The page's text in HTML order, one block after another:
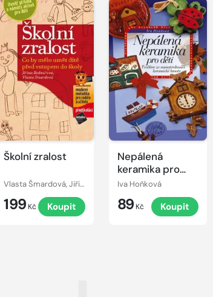
Školní zralost
Vlasta Šmardová, Jiřina Bednářová
199 Kč Koupit
Nepálená
keramika pro
děti
Iva Hoňková
89 Kč Koupit